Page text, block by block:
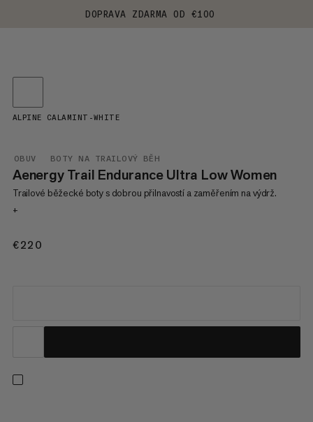
DOPRAVA ZDARMA OD €100
OBUV BOTY NA TRAILOVÝ BĚH
Aenergy Trail Endurance Ultra Low Women
Trailové běžecké boty s dobrou přilnavostí a zaměřením na výdrž.
+
€220
ALPINE CALAMINT-WHITE